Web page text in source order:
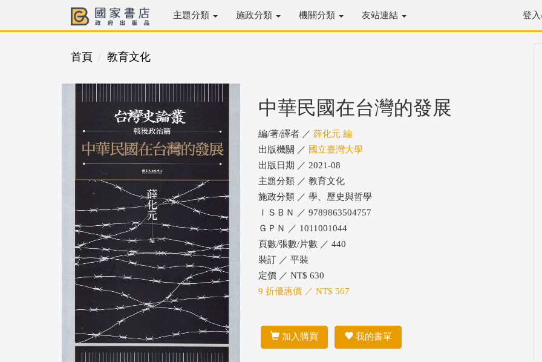
主題分類 施政分類 機關分類 友站連結 登
首頁 教育文化
中華民國在台灣的發展
編/著/譯者 ／ 薛化元 編
出版機關 ／ 國立臺灣大學
出版日期 ／ 2021-08
主題分類 ／ 教育文化
施政分類 ／ 學、歷史與哲學
ＩＳＢＮ ／ 9789863504757
ＧＰＮ ／ 1011001044
頁數/張數/片數 ／ 440
裝訂 ／ 平裝
定價 ／ NT$ 630
9 折優惠價 ／ NT$ 567
加入購買 我的書單